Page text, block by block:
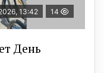
13:42 14
День